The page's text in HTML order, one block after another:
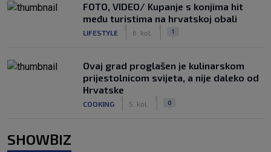
FOTO, VIDEO/ Kupanje s konjima hit
među turistima na hrvatskoj obali
LIFESTYLE 6. kol. 1
Ovaj grad proglašen je kulinarskom
prijestolnicom svijeta, a nije daleko od
Hrvatske
COOKING 5. kol. 0
SHOWBIZ